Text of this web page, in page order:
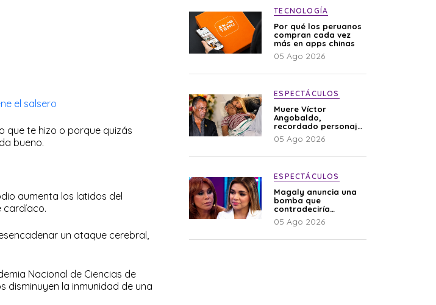
el salsero
que te hizo o porque quizás
bueno.
aumenta los latidos del
cardíaco.
un ataque cerebral,
Nacional de Ciencias de
disminuyen la inmunidad de una
TECNOLOGÍA
Por qué los peruanos
compran cada vez
más en apps chinas
05 Ago 2026
ESPECTÁCULOS
Muere Víctor
Angobaldo,
recordado personaje
de la farándula y
expareja de Shirley
05 Ago 2026
ESPECTÁCULOS
Magaly anuncia una
bomba que
contradeciría
comunicado de La
Bella Luz: “Hay un
05 Ago 2026